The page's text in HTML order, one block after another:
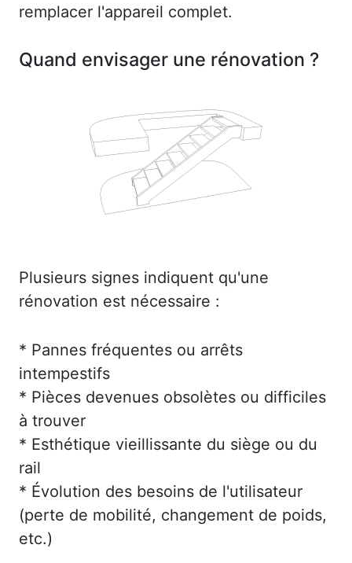
remplacer l'appareil complet.
Quand envisager une rénovation ?
Plusieurs signes indiquent qu'une
rénovation est nécessaire :
* Pannes fréquentes ou arrêts
intempestifs
* Pièces devenues obsolètes ou difficiles
à trouver
* Esthétique vieillissante du siège ou du
rail
* Évolution des besoins de l'utilisateur
(perte de mobilité, changement de poids,
etc.)